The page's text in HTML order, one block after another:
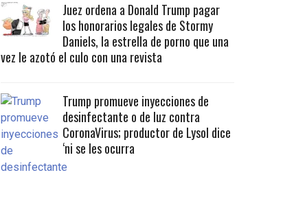
Juez ordena a Donald Trump pagar
los honorarios legales de Stormy
Daniels, la estrella de porno que una
vez le azotó el culo con una revista
Trump promueve inyecciones de
desinfectante o de luz contra
CoronaVirus; productor de Lysol dice
‘ni se les ocurra